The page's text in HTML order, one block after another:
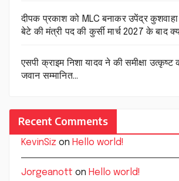
दीपक प्रकाश को MLC बनाकर उपेंद्र
बेटे की मंत्री पद की कुर्सी मार्च 2027 के बाद
एसपी क्राइम निशा यादव ने की समीक्षा उत्कृष्ट
जवान सम्मानित…
Recent Comments
KevinSiz on Hello world!
Jorgeanott on Hello world!